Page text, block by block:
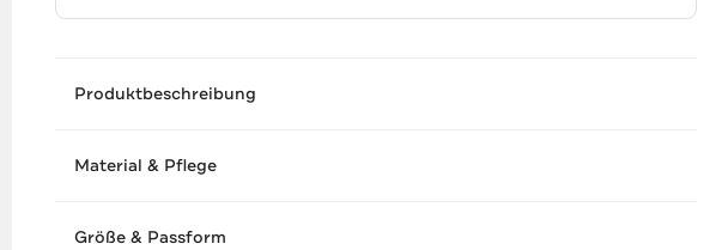
Produktbeschreibung
Material & Pflege
Größe & Passform